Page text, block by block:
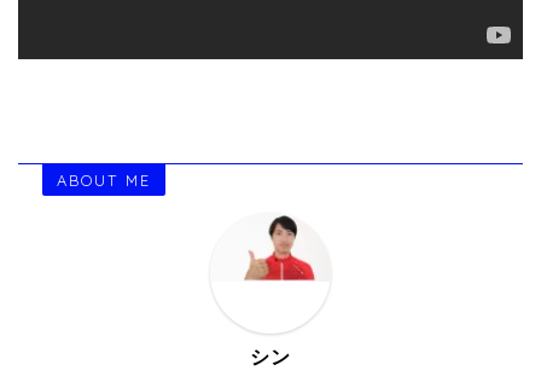
ABOUT ME
シン